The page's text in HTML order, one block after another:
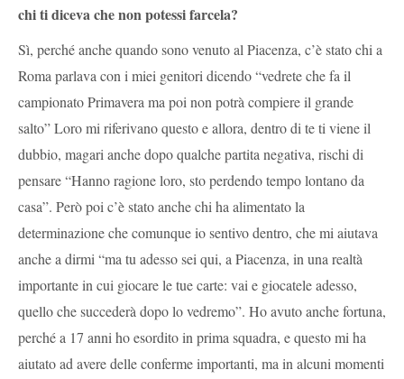
chi ti diceva che non potessi farcela?
Sì, perché anche quando sono venuto al Piacenza, c’è stato chi a
Roma parlava con i miei genitori dicendo “vedrete che fa il
campionato Primavera ma poi non potrà compiere il grande
salto” Loro mi riferivano questo e allora, dentro di te ti viene il
dubbio, magari anche dopo qualche partita negativa, rischi di
pensare “Hanno ragione loro, sto perdendo tempo lontano da
casa”. Però poi c’è stato anche chi ha alimentato la
determinazione che comunque io sentivo dentro, che mi aiutava
anche a dirmi “ma tu adesso sei qui, a Piacenza, in una realtà
importante in cui giocare le tue carte: vai e giocatele adesso,
quello che succederà dopo lo vedremo”. Ho avuto anche fortuna,
perché a 17 anni ho esordito in prima squadra, e questo mi ha
aiutato ad avere delle conferme importanti, ma in alcuni momenti